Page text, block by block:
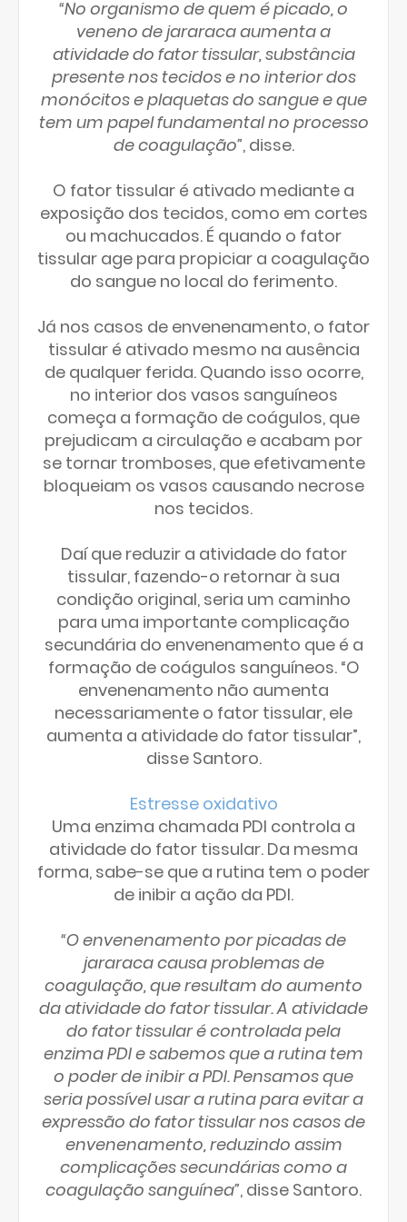
“No organismo de quem é picado, o
veneno de jararaca aumenta a
atividade do fator tissular, substância
presente nos tecidos e no interior dos
monócitos e plaquetas do sangue e que
tem um papel fundamental no processo
de coagulação”, disse.
O fator tissular é ativado mediante a
exposição dos tecidos, como em cortes
ou machucados. É quando o fator
tissular age para propiciar a coagulação
do sangue no local do ferimento.
Já nos casos de envenenamento, o fator
tissular é ativado mesmo na ausência
de qualquer ferida. Quando isso ocorre,
no interior dos vasos sanguíneos
começa a formação de coágulos, que
prejudicam a circulação e acabam por
se tornar tromboses, que efetivamente
bloqueiam os vasos causando necrose
nos tecidos.
Daí que reduzir a atividade do fator
tissular, fazendo-o retornar à sua
condição original, seria um caminho
para uma importante complicação
secundária do envenenamento que é a
formação de coágulos sanguíneos. “O
envenenamento não aumenta
necessariamente o fator tissular, ele
aumenta a atividade do fator tissular”,
disse Santoro.
Estresse oxidativo
Uma enzima chamada PDI controla a
atividade do fator tissular. Da mesma
forma, sabe-se que a rutina tem o poder
de inibir a ação da PDI.
“O envenenamento por picadas de
jararaca causa problemas de
coagulação, que resultam do aumento
da atividade do fator tissular. A atividade
do fator tissular é controlada pela
enzima PDI e sabemos que a rutina tem
o poder de inibir a PDI. Pensamos que
seria possível usar a rutina para evitar a
expressão do fator tissular nos casos de
envenenamento, reduzindo assim
complicações secundárias como a
coagulação sanguínea”, disse Santoro.